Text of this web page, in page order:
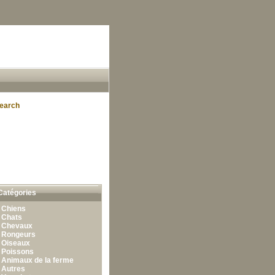
Chiens
Chats
Chevaux
Rongeurs
Oiseaux
Poissons
Animaux de la ferme
Autres